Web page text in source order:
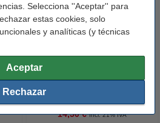
Selecciona ''Aceptar'' para
estas cookies, solo
y analíticas (y técnicas
Aceptar
Rechazar
123tinta Pilas Alcalinas Xtreme
14,50 € Incl. 21% IVA